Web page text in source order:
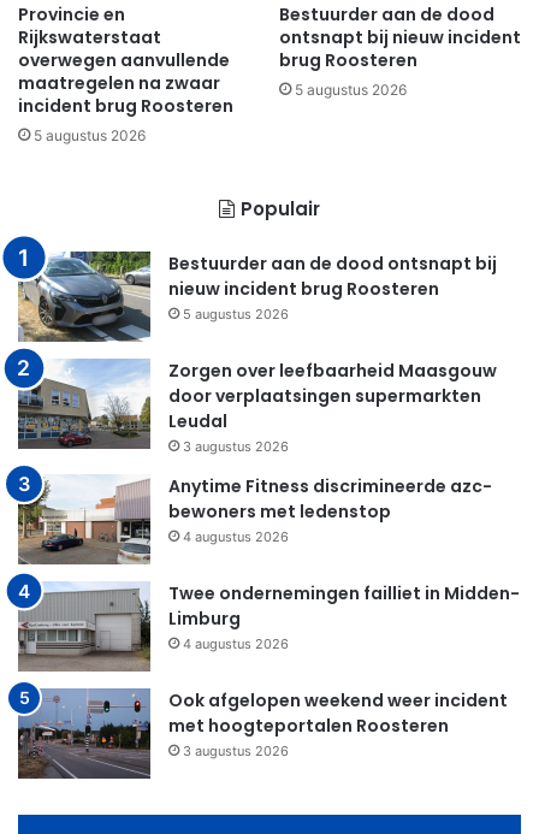
Provincie en
Rijkswaterstaat
overwegen aanvullende
maatregelen na zwaar
incident brug Roosteren
5 augustus 2026
Bestuurder aan de dood
ontsnapt bij nieuw incident
brug Roosteren
5 augustus 2026
Populair
Bestuurder aan de dood ontsnapt bij
nieuw incident brug Roosteren
5 augustus 2026
Zorgen over leefbaarheid Maasgouw
door verplaatsingen supermarkten
Leudal
3 augustus 2026
Anytime Fitness discrimineerde azc-
bewoners met ledenstop
4 augustus 2026
Twee ondernemingen failliet in Midden-
Limburg
4 augustus 2026
Ook afgelopen weekend weer incident
met hoogteportalen Roosteren
3 augustus 2026